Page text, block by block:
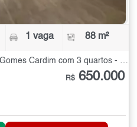
1 vaga 88 m²
R$ 650.000